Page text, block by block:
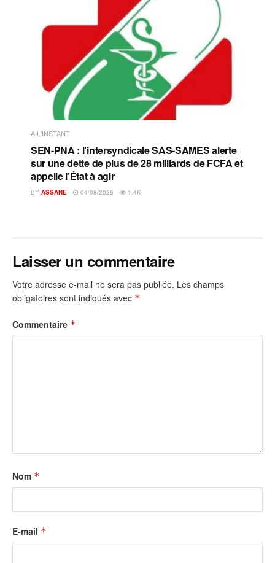
A L'INSTANT
SEN-PNA : l’intersyndicale SAS-SAMES alerte
sur une dette de plus de 28 milliards de FCFA et
appelle l’État à agir
BY ASSANE 04/08/2026 1.4K
Laisser un commentaire
Votre adresse e-mail ne sera pas publiée. Les champs
obligatoires sont indiqués avec *
Commentaire *
Nom *
E-mail *